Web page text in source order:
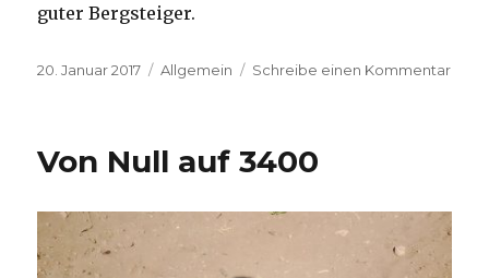
guter Bergsteiger.
Veröffentlicht
20. Januar 2017 Kategorien
Allgemein Schreibe einen Kommentarzu
Von Null auf 3400